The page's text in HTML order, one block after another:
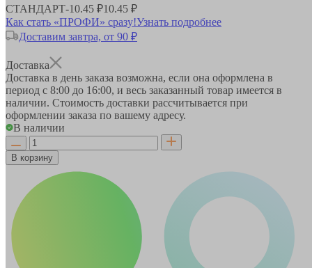
СТАНДАРТ-10.45 ₽10.45 ₽
Как стать «ПРОФИ» сразу!Узнать подробнее
Доставим завтра, от 90 ₽
Доставка
Доставка в день заказа возможна, если она оформлена в
период с 8:00 до 16:00, и весь заказанный товар имеется в
наличии. Стоимость доставки рассчитывается при
оформлении заказа по вашему адресу.
В наличии
В корзину